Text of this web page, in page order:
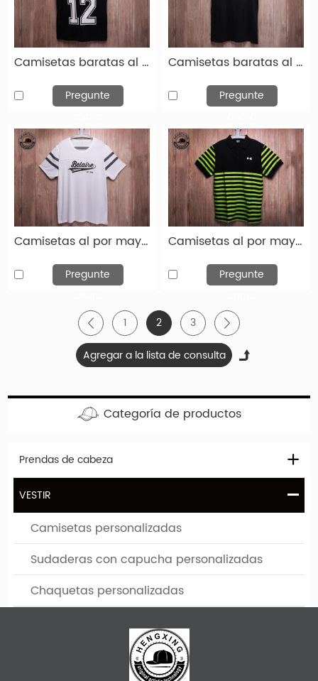
Camisetas baratas al por mayor moda de algodón negros Tampón de estampado de algodón TSH012
Pregunte
Camisetas baratas al por mayor moda de algodón de algodón negro THISH-TSH011
Pregunte
Camisetas al por mayor Moda personalizada Tampón de algodón blanco THISH-TSH010
Pregunte
Camisetas al por mayor Fashion Fashion Green Black Cotton Tint Camiseta-Tsh009
Pregunte
1
2 3
Categoría de productos
Prendas de cabeza
VESTIR
Camisetas personalizadas
Sudaderas con capucha personalizadas
Chaquetas personalizadas